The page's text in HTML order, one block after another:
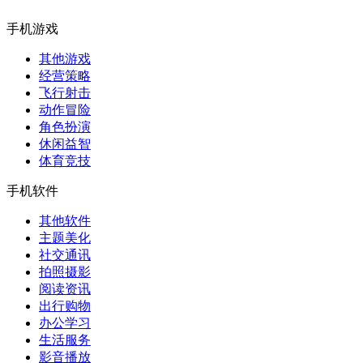
手机游戏
其他游戏
经营策略
飞行射击
动作冒险
角色扮演
休闲益智
体育竞技
手机软件
其他软件
主题美化
社交通讯
拍照摄影
阅读资讯
出行购物
办公学习
生活服务
影音播放